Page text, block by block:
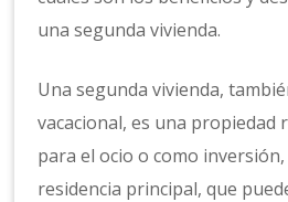
una segunda vivienda.
Una segunda vivienda,
vacacional, es una propiedad
para el ocio o como
residencia principal, que